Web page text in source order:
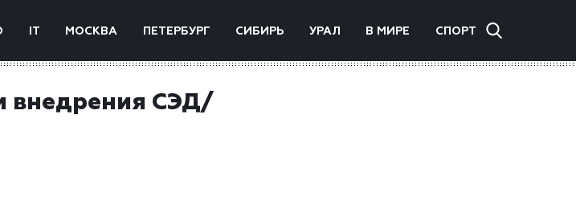
IT МОСКВА ПЕТЕРБУРГ СИБИРЬ УРАЛ В МИРЕ СПОРТ
внедрения СЭД/